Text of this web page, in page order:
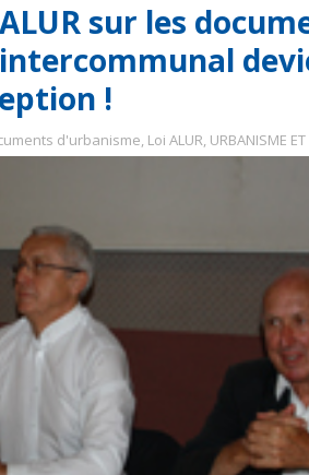
sur les
intercommunal
!
d'urbanisme, Loi ALUR, URBANISME